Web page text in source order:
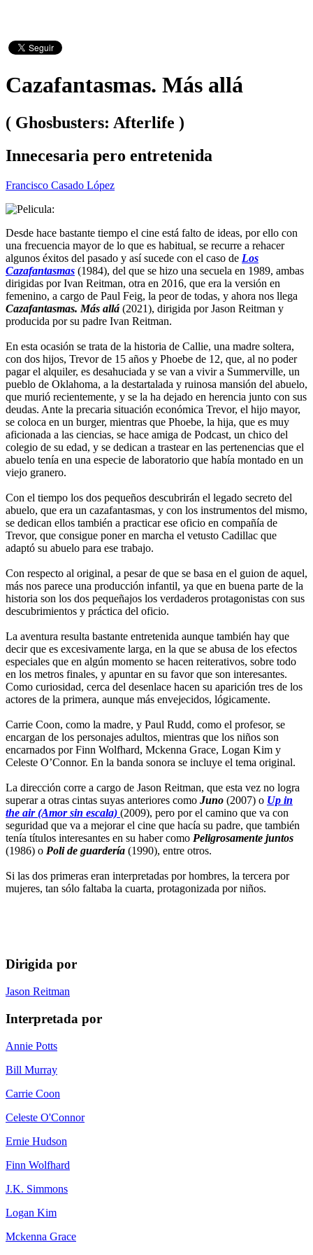
Cazafantasmas. Más allá
( Ghosbusters: Afterlife )
Innecesaria pero entretenida
Francisco Casado López
Desde hace bastante tiempo el cine está falto de ideas, por ello con
una frecuencia mayor de lo que es habitual, se recurre a rehacer
algunos éxitos del pasado y así sucede con el caso de Los
Cazafantasmas (1984), del que se hizo una secuela en 1989, ambas
dirigidas por Ivan Reitman, otra en 2016, que era la versión en
femenino, a cargo de Paul Feig, la peor de todas, y ahora nos llega
Cazafantasmas. Más allá (2021), dirigida por Jason Reitman y
producida por su padre Ivan Reitman.
En esta ocasión se trata de la historia de Callie, una madre soltera,
con dos hijos, Trevor de 15 años y Phoebe de 12, que, al no poder
pagar el alquiler, es desahuciada y se van a vivir a Summerville, un
pueblo de Oklahoma, a la destartalada y ruinosa mansión del abuelo,
que murió recientemente, y se la ha dejado en herencia junto con sus
deudas. Ante la precaria situación económica Trevor, el hijo mayor,
se coloca en un burger, mientras que Phoebe, la hija, que es muy
aficionada a las ciencias, se hace amiga de Podcast, un chico del
colegio de su edad, y se dedican a trastear en las pertenencias que el
abuelo tenía en una especie de laboratorio que había montado en un
viejo granero.
Con el tiempo los dos pequeños descubrirán el legado secreto del
abuelo, que era un cazafantasmas, y con los instrumentos del mismo,
se dedican ellos también a practicar ese oficio en compañía de
Trevor, que consigue poner en marcha el vetusto Cadillac que
adaptó su abuelo para ese trabajo.
Con respecto al original, a pesar de que se basa en el guion de aquel,
más nos parece una producción infantil, ya que en buena parte de la
historia son los dos pequeñajos los verdaderos protagonistas con sus
descubrimientos y práctica del oficio.
La aventura resulta bastante entretenida aunque también hay que
decir que es excesivamente larga, en la que se abusa de los efectos
especiales que en algún momento se hacen reiterativos, sobre todo
en los metros finales, y apuntar en su favor que son interesantes.
Como curiosidad, cerca del desenlace hacen su aparición tres de los
actores de la primera, aunque más envejecidos, lógicamente.
Carrie Coon, como la madre, y Paul Rudd, como el profesor, se
encargan de los personajes adultos, mientras que los niños son
encarnados por Finn Wolfhard, Mckenna Grace, Logan Kim y
Celeste O’Connor. En la banda sonora se incluye el tema original.
La dirección corre a cargo de Jason Reitman, que esta vez no logra
superar a otras cintas suyas anteriores como Juno (2007) o Up in
the air (Amor sin escala) (2009), pero por el camino que va con
seguridad que va a mejorar el cine que hacía su padre, que también
tenía títulos interesantes en su haber como Peligrosamente juntos
(1986) o Poli de guardería (1990), entre otros.
Si las dos primeras eran interpretadas por hombres, la tercera por
mujeres, tan sólo faltaba la cuarta, protagonizada por niños.
Dirigida por
Jason Reitman
Interpretada por
Annie Potts
Bill Murray
Carrie Coon
Celeste O'Connor
Ernie Hudson
Finn Wolfhard
J.K. Simmons
Logan Kim
Mckenna Grace